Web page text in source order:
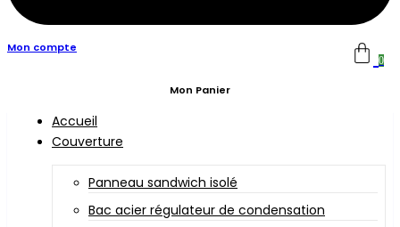
Mon compte
0
Mon Panier
Accueil
Couverture
Panneau sandwich isolé
Bac acier régulateur de condensation